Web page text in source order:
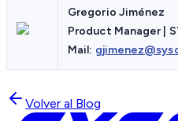
Gregorio Jiménez
Product Manager |
Mail:
Volver al Blog